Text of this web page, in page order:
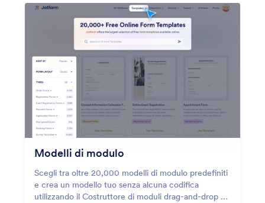
Modelli di modulo
Scegli tra oltre 20,000 modelli di modulo predefiniti
e crea un modello tuo senza alcuna codifica
utilizzando il Costruttore di moduli drag-and-drop di